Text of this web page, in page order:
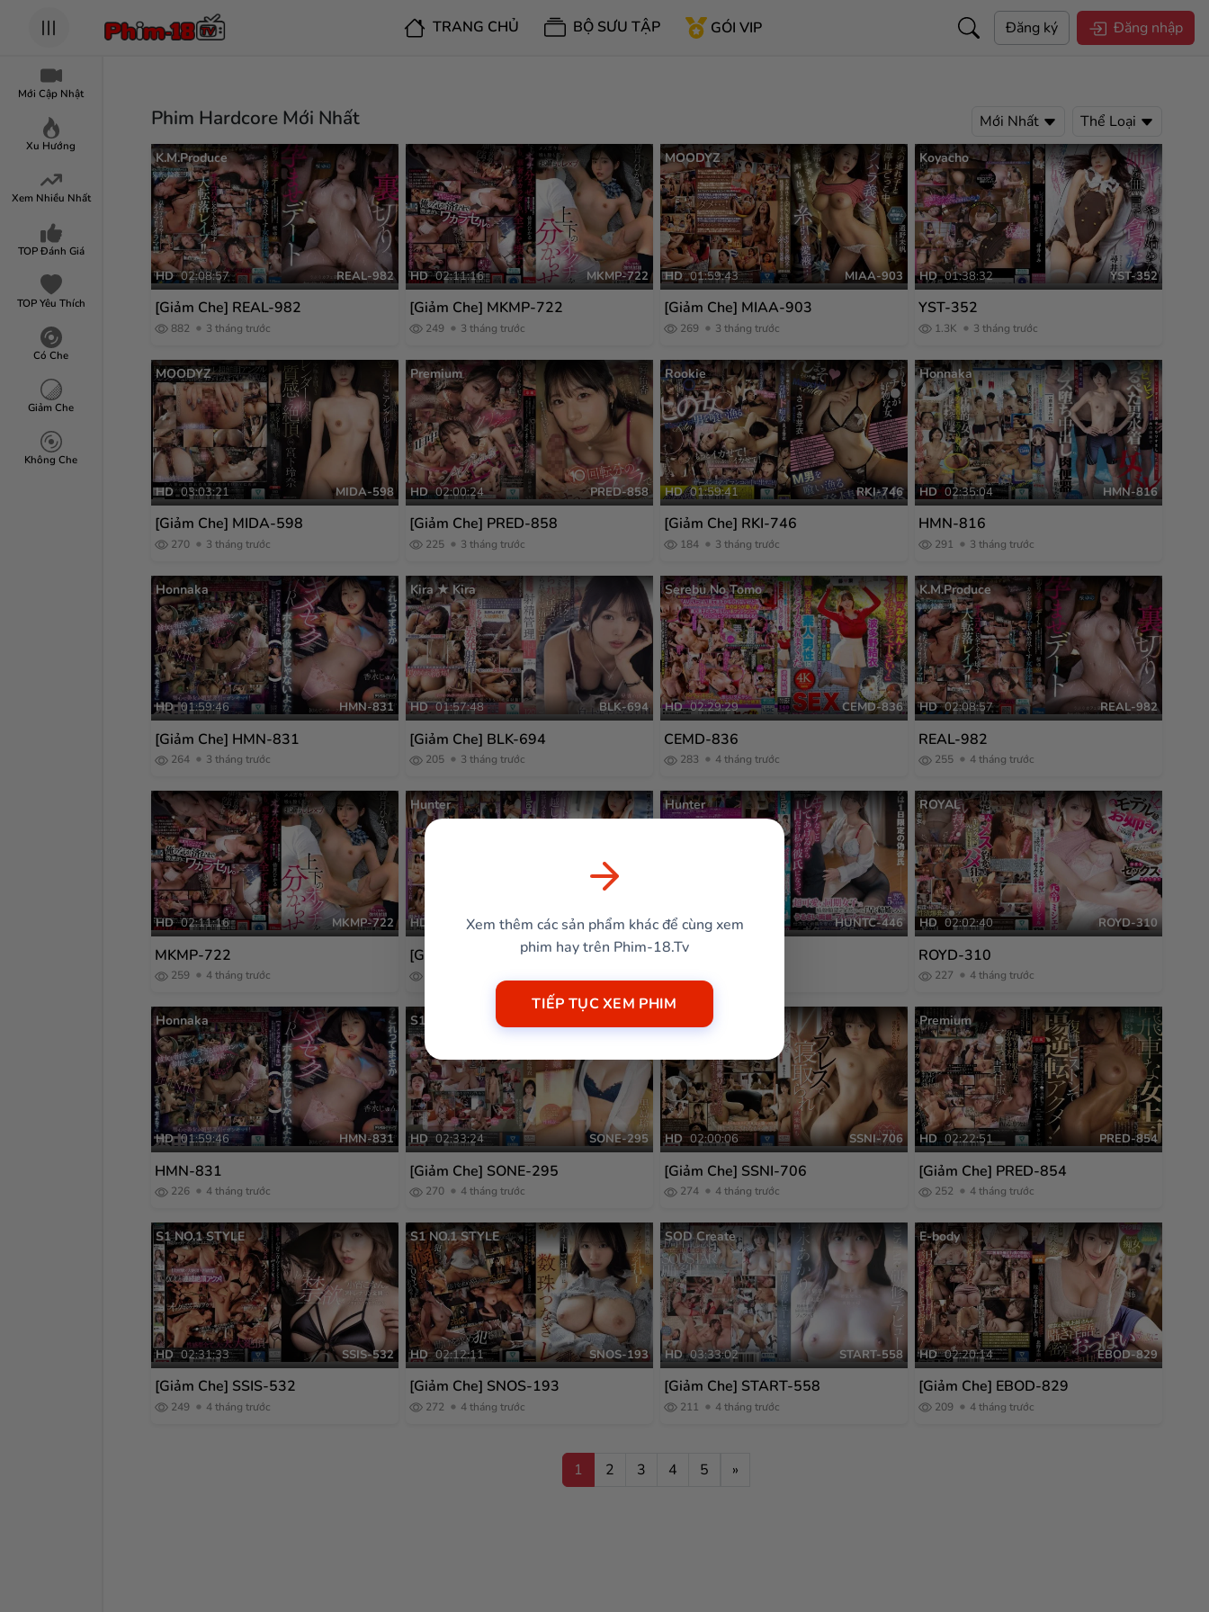
TRANG CHỦ BỘ SƯU TẬP GÓI VIP Đăng ký Đăng nhập
Mới Cập Nhật
Xu Hướng
Xem Nhiều Nhất
TOP Đánh Giá
TOP Yêu Thích
Có Che
Giảm Che
Không Che
Phim Hardcore Mới Nhất Mới Nhất Thể Loại
K.M.Produce
HD 02:08:57 REAL-982
[Giảm Che] REAL-982
882 3 tháng trước
HD 02:11:16 MKMP-722
[Giảm Che] MKMP-722
249 3 tháng trước
MOODYZ
HD 01:59:43 MIAA-903
[Giảm Che] MIAA-903
269 3 tháng trước
Koyacho
HD 01:38:32 YST-352
YST-352
1.3K 3 tháng trước
MOODYZ
HD 03:03:21 MIDA-598
[Giảm Che] MIDA-598
270 3 tháng trước
Premium
HD 02:00:24 PRED-858
[Giảm Che] PRED-858
225 3 tháng trước
Rookie
HD 01:59:41 RKI-746
[Giảm Che] RKI-746
184 3 tháng trước
Honnaka
HD 02:35:04 HMN-816
HMN-816
291 3 tháng trước
Honnaka
HD 01:59:46 HMN-831
[Giảm Che] HMN-831
264 3 tháng trước
Kira ★ Kira
HD 01:57:48 BLK-694
[Giảm Che] BLK-694
205 3 tháng trước
Serebu No Tomo
HD 02:29:29 CEMD-836
CEMD-836
283 4 tháng trước
K.M.Produce
HD 02:08:57 REAL-982
REAL-982
255 4 tháng trước
HD 02:11:16 MKMP-722
MKMP-722
259 4 tháng trước
Hunter
HD 03:35:38 HUNTB-394
[Giảm Che] HUNTB-394
250
Hunter
HD 03:40:19 HUNTC-446
HUNTC-446
ROYAL
HD 02:02:40 ROYD-310
ROYD-310
227 4 tháng trước
Honnaka
HD 01:59:46 HMN-831
HMN-831
226 4 tháng trước
S1 NO.1 STYLE
HD 02:33:24 SONE-295
[Giảm Che] SONE-295
270 4 tháng trước
S1 NO.1 STYLE
HD 02:00:06 SSNI-706
[Giảm Che] SSNI-706
274 4 tháng trước
Premium
HD 02:22:51 PRED-854
[Giảm Che] PRED-854
252 4 tháng trước
S1 NO.1 STYLE
HD 02:31:33 SSIS-532
[Giảm Che] SSIS-532
249 4 tháng trước
S1 NO.1 STYLE
HD 02:12:11 SNOS-193
[Giảm Che] SNOS-193
272 4 tháng trước
SOD Create
HD 03:33:02 START-558
[Giảm Che] START-558
211 4 tháng trước
E-body
HD 02:20:14 EBOD-829
[Giảm Che] EBOD-829
209 4 tháng trước
1 2 3 4 5 »
Xem thêm các sản phẩm khác để cùng xem
phim hay trên Phim-18.Tv
TIẾP TỤC XEM PHIM